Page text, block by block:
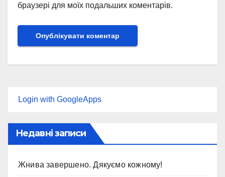
браузері для моїх подальших коментарів.
Login with GoogleApps
Недавні записи
Жнива завершено. Дякуємо кожному!